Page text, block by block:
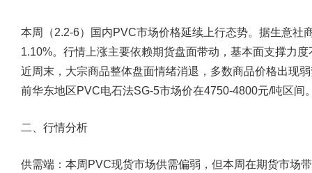
本周（2.2-6）国内PVC市场价格延续上行态势。据生意社
1.10%。行情上涨主要依赖期货盘面带动，基本面支撑力
近周末，大宗商品整体盘面情绪消退，多数商品价格出现
前华东地区PVC电石法SG-5市场价在4750-4800元/吨区间
二、行情分析
供需端：本周PVC现货市场供需偏弱，但本周在期货市场